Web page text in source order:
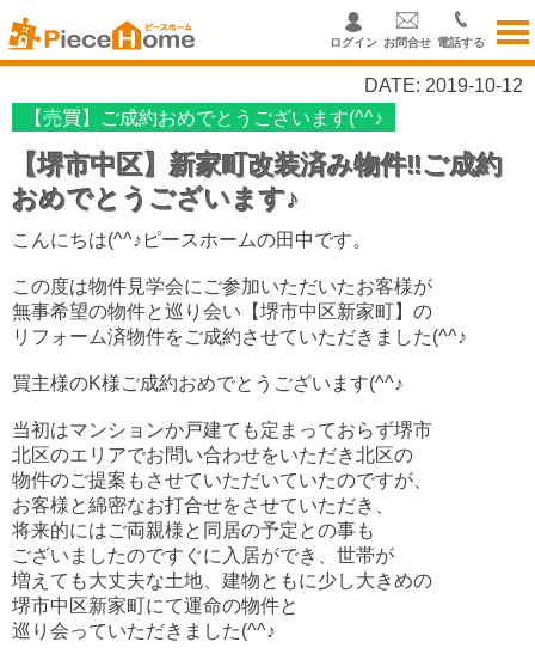
ログイン お問合せ 電話する
DATE: 2019-10-12
【売買】ご成約おめでとうございます(^^♪
【堺市中区】新家町改装済み物件‼ご成約
おめでとうございます♪
こんにちは(^^♪ピースホームの田中です。
この度は物件見学会にご参加いただいたお客様が
無事希望の物件と巡り会い【堺市中区新家町】の
リフォーム済物件をご成約させていただきました(^^♪
買主様のK様ご成約おめでとうございます(^^♪
当初はマンションか戸建ても定まっておらず堺市
北区のエリアでお問い合わせをいただき北区の
物件のご提案もさせていただいていたのですが、
お客様と綿密なお打合せをさせていただき、
将来的にはご両親様と同居の予定との事も
ございましたのですぐに入居ができ、世帯が
増えても大丈夫な土地、建物ともに少し大きめの
堺市中区新家町にて運命の物件と
巡り会っていただきました(^^♪